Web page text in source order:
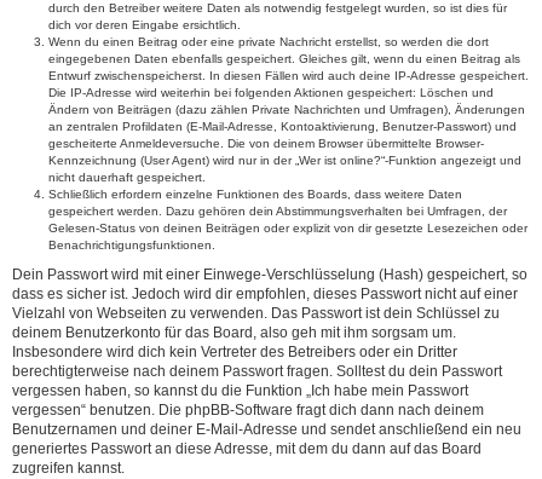
durch den Betreiber weitere Daten als notwendig festgelegt wurden, so ist dies für
dich vor deren Eingabe ersichtlich.
Wenn du einen Beitrag oder eine private Nachricht erstellst, so werden die dort
eingegebenen Daten ebenfalls gespeichert. Gleiches gilt, wenn du einen Beitrag als
Entwurf zwischenspeicherst. In diesen Fällen wird auch deine IP-Adresse gespeichert.
Die IP-Adresse wird weiterhin bei folgenden Aktionen gespeichert: Löschen und
Ändern von Beiträgen (dazu zählen Private Nachrichten und Umfragen), Änderungen
an zentralen Profildaten (E-Mail-Adresse, Kontoaktivierung, Benutzer-Passwort) und
gescheiterte Anmeldeversuche. Die von deinem Browser übermittelte Browser-
Kennzeichnung (User Agent) wird nur in der „Wer ist online?“-Funktion angezeigt und
nicht dauerhaft gespeichert.
Schließlich erfordern einzelne Funktionen des Boards, dass weitere Daten
gespeichert werden. Dazu gehören dein Abstimmungsverhalten bei Umfragen, der
Gelesen-Status von deinen Beiträgen oder explizit von dir gesetzte Lesezeichen oder
Benachrichtigungsfunktionen.
Dein Passwort wird mit einer Einwege-Verschlüsselung (Hash) gespeichert, so
dass es sicher ist. Jedoch wird dir empfohlen, dieses Passwort nicht auf einer
Vielzahl von Webseiten zu verwenden. Das Passwort ist dein Schlüssel zu
deinem Benutzerkonto für das Board, also geh mit ihm sorgsam um.
Insbesondere wird dich kein Vertreter des Betreibers oder ein Dritter
berechtigterweise nach deinem Passwort fragen. Solltest du dein Passwort
vergessen haben, so kannst du die Funktion „Ich habe mein Passwort
vergessen“ benutzen. Die phpBB-Software fragt dich dann nach deinem
Benutzernamen und deiner E-Mail-Adresse und sendet anschließend ein neu
generiertes Passwort an diese Adresse, mit dem du dann auf das Board
zugreifen kannst.